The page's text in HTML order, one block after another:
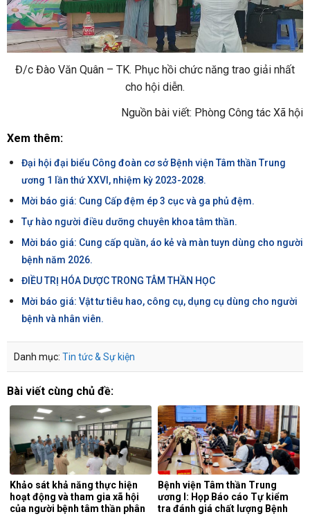
Đ/c Đào Văn Quân – TK. Phục hồi chức năng trao giải nhất
cho hội diễn.
Nguồn bài viết: Phòng Công tác Xã hội
Xem thêm:
Đại hội đại biểu Công đoàn cơ sở Bệnh viện Tâm thần Trung
ương 1 lần thứ XXVI, nhiệm kỳ 2023-2028.
Mời báo giá: Cung Cấp đệm ép 3 cục và ga phủ đệm.
Tự hào người điều dưỡng chuyên khoa tâm thần.
Mời báo giá: Cung cấp quần, áo kẻ và màn tuyn dùng cho người
bệnh năm 2026.
ĐIỀU TRỊ HÓA DƯỢC TRONG TÂM THẦN HỌC
Mời báo giá: Vật tư tiêu hao, công cụ, dụng cụ dùng cho người
bệnh và nhân viên.
Danh mục: Tin tức & Sự kiện
Bài viết cùng chủ đề:
Khảo sát khả năng thực hiện
hoạt động và tham gia xã hội
của người bệnh tâm thần phân
Bệnh viện Tâm thần Trung
ương I: Họp Báo cáo Tự kiểm
tra đánh giá chất lượng Bệnh